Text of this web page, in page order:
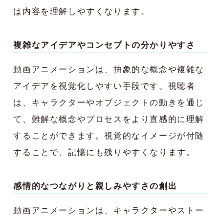
は内容を理解しやすくなります。
複雑なアイデアやコンセプトの分かりやすさ
動画アニメーションは、抽象的な概念や複雑な
アイデアを視覚化しやすい手段です。視聴者
は、キャラクターやオブジェクトの動きを通じ
て、難解な概念やプロセスをより直感的に理解
することができます。視覚的なイメージが付随
することで、記憶にも残りやすくなります。
感情的なつながりと親しみやすさの創出
動画アニメーションは、キャラクターやストー